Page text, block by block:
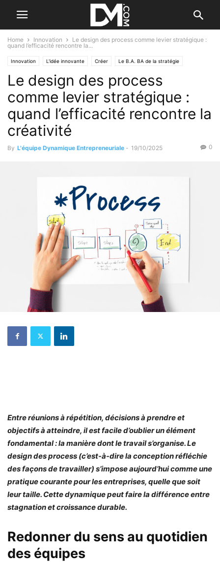
Home Innovation
Le design des process comme levier stratégique :
quand l’efficacité rencontre la...
Innovation L'idée innovante Créer Le B.A. BA de la stratégie
Le B.A. BA du créateur
Se former à la création
Le design des process
comme levier stratégique :
quand l’efficacité rencontre la
créativité
By L'équipe Dynamique Entrepreneuriale - 19/10/2025 0
Entre réunions à répétition, décisions à prendre et
objectifs à atteindre, il est facile d’oublier un élément
fondamental : la manière dont le travail s’organise. Le
design des process (c’est-à-dire la conception réfléchie
des façons de travailler) s’impose aujourd’hui comme une
pratique courante pour les entreprises, quelle que soit
leur taille. Cette dynamique peut faire la différence entre
stagnation et croissance durable.
Redonner du sens au quotidien
des équipes